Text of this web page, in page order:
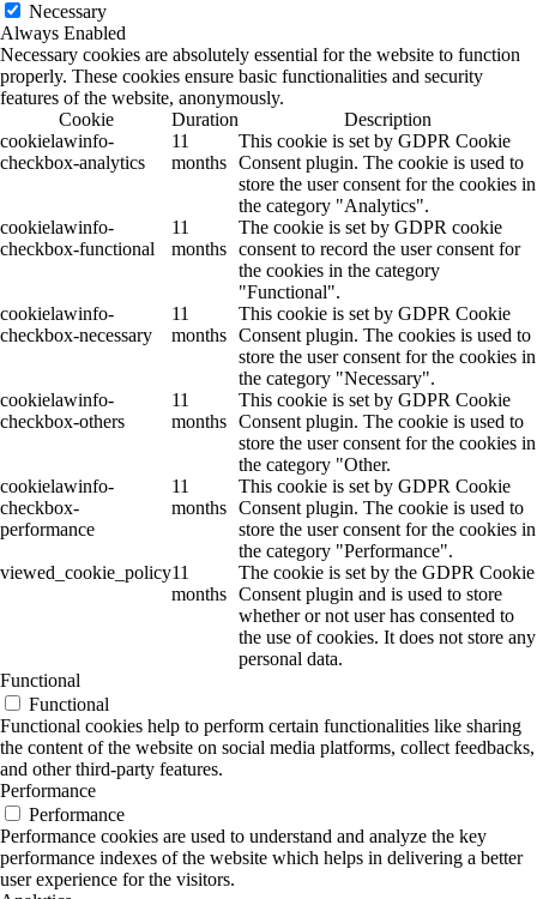
Necessary
Always Enabled
Necessary cookies are absolutely essential for the website to function
properly. These cookies ensure basic functionalities and security
features of the website, anonymously.
Cookie
Duration
Description
cookielawinfo-
checkbox-analytics
11
months
This cookie is set by GDPR Cookie
Consent plugin. The cookie is used to
store the user consent for the cookies in
the category "Analytics".
cookielawinfo-
checkbox-functional
11
months
The cookie is set by GDPR cookie
consent to record the user consent for
the cookies in the category
"Functional".
cookielawinfo-
checkbox-necessary
11
months
This cookie is set by GDPR Cookie
Consent plugin. The cookies is used to
store the user consent for the cookies in
the category "Necessary".
cookielawinfo-
checkbox-others
11
months
This cookie is set by GDPR Cookie
Consent plugin. The cookie is used to
store the user consent for the cookies in
the category "Other.
cookielawinfo-
checkbox-
performance
11
months
This cookie is set by GDPR Cookie
Consent plugin. The cookie is used to
store the user consent for the cookies in
the category "Performance".
viewed_cookie_policy11
months
The cookie is set by the GDPR Cookie
Consent plugin and is used to store
whether or not user has consented to
the use of cookies. It does not store any
personal data.
Functional
Functional
Functional cookies help to perform certain functionalities like sharing
the content of the website on social media platforms, collect feedbacks,
and other third-party features.
Performance
Performance
Performance cookies are used to understand and analyze the key
performance indexes of the website which helps in delivering a better
user experience for the visitors.